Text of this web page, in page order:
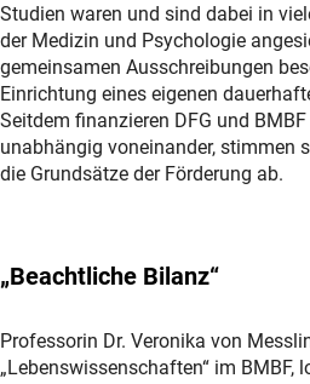
Studien waren und sind dabei in
der Medizin und Psychologie
gemeinsamen Ausschreibungen
Einrichtung eines eigenen
Seitdem finanzieren DFG und
unabhängig voneinander, stimmen
die Grundsätze der Förderung ab.
„Beachtliche Bilanz“
Professorin Dr. Veronika von
„Lebenswissenschaften“ im BMBF,